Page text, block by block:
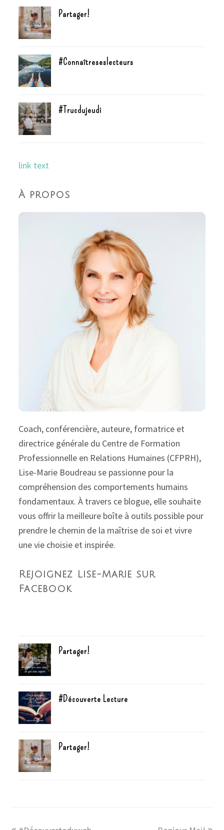
Partager!
#Connaîtreseslecteurs
#Trucdujeudi
link text
À propos
Coach, conférencière, auteure, formatrice et
directrice générale du Centre de Formation
Professionnelle en Relations Humaines (CFPRH),
Lise-Marie Boudreau se passionne pour la
compréhension des comportements humains
fondamentaux. À travers ce blogue, elle souhaite
vous offrir la meilleure boîte à outils possible pour
prendre le chemin de la maîtrise de soi et vivre
une vie choisie et inspirée.
Rejoignez Lise-Marie sur
Facebook
Partager!
#Découverte Lecture
Partager!